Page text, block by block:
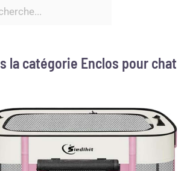
la catégorie Enclos pour chat